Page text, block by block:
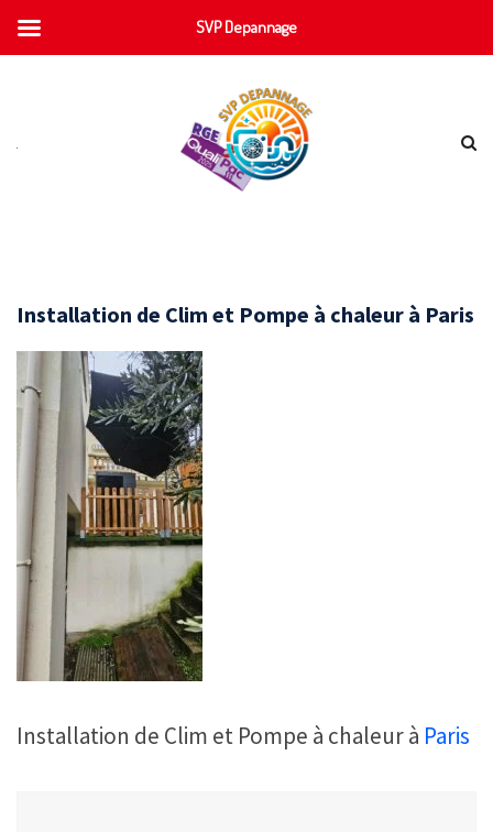
Installation de Clim et Pompe à chaleur à Paris
Installation de Clim et Pompe à chaleur à Paris
SVP Depannage